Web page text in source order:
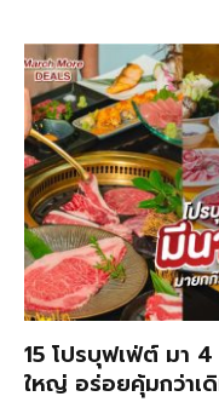
15 โปรบุฟเฟ่ต์ มา
ใหญ่ อร่อยคุ้มกว่าเ